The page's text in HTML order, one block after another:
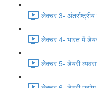
लेक्चर 3-
लेक्चर 4- भारत में
लेक्चर 5- डेयरी